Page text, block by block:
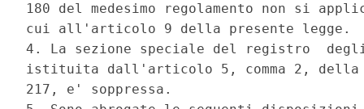
180 del medesimo regolamento non si
cui all'articolo 9 della presente legge.
4. La sezione speciale del registro
istituita dall'articolo 5, comma 2, della
217, e' soppressa.